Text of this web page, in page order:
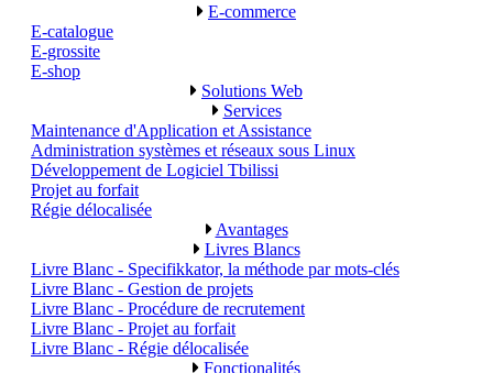
E-commerce
E-catalogue
E-grossite
E-shop
Solutions Web
Services
Maintenance d'Application et Assistance
Administration systèmes et réseaux sous Linux
Développement de Logiciel Tbilissi
Projet au forfait
Régie délocalisée
Avantages
Livres Blancs
Livre Blanc - Specifikkator, la méthode par mots-clés
Livre Blanc - Gestion de projets
Livre Blanc - Procédure de recrutement
Livre Blanc - Projet au forfait
Livre Blanc - Régie délocalisée
Fonctionalités